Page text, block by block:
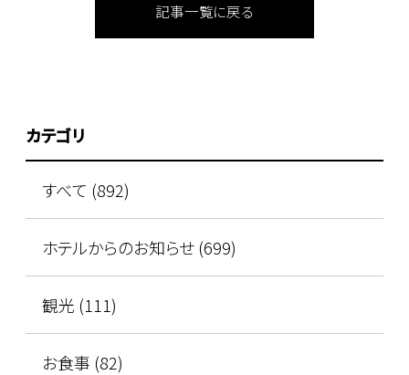
記事一覧に戻る
カテゴリ
すべて (892)
ホテルからのお知らせ (699)
観光 (111)
お食事 (82)